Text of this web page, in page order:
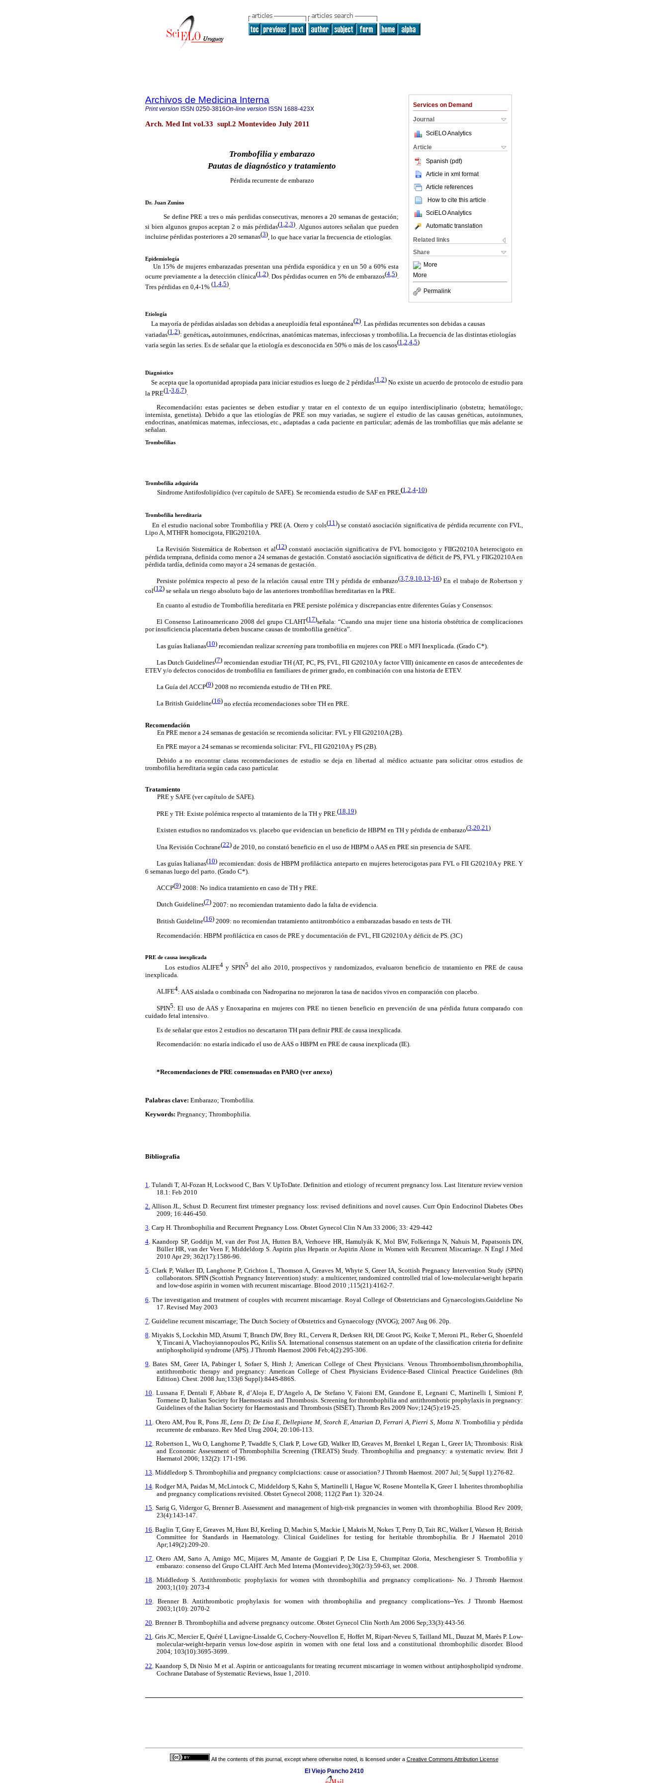
Services on Demand
Journal
SciELO Analytics
Article
Spanish (pdf)
Article in xml format
Article references
How to cite this article
SciELO Analytics
Automatic translation
Related links
Share
More
More
Permalink
Archivos de Medicina Interna
Print version ISSN 0250-3816On-line version ISSN 1688-423X
Arch. Med Int vol.33 supl.2 Montevideo July 2011
Trombofilia y embarazo
Pautas de diagnóstico y tratamiento
Pérdida recurrente de embarazo
Dr. Juan Zunino
Se define PRE a tres o más perdidas consecutivas, menores a 20 semanas de gestación;
si bien algunos grupos aceptan 2 o más pérdidas(1,2,3). Algunos autores señalan que pueden
incluirse pérdidas posteriores a 20 semanas(3) , lo que hace variar la frecuencia de etiologías.
Epidemiología
Un 15% de mujeres embarazadas presentan una pérdida esporádica y en un 50 a 60% esta
ocurre previamente a la detección clínica(1 2). Dos pérdidas ocurren en 5% de embarazos(4 ,5).
Tres pérdidas en 0,4-1% (1,4,5)
Etiología
La mayoría de pérdidas aisladas son debidas a aneuploidía fetal espontánea(2) Las pérdidas recurrentes son debidas a causas
variadas(1 2): genéticas, autoinmunes, endócrinas, anatómicas maternas, infecciosas y trombofilia. La frecuencia de las distintas etiologías
varía según las series. Es de señalar que la etiología es desconocida en 50% o más de los casos(1,2,4,5)
Diagnóstico
Se acepta que la oportunidad apropiada para iniciar estudios es luego de 2 pérdidas(1,2) No existe un acuerdo de protocolo de estudio para
la PRE(1 -3 6 7).
Recomendación: estas pacientes se deben estudiar y tratar en el contexto de un equipo interdisciplinario (obstetra; hematólogo;
internista, genetista). Debido a que las etiologías de PRE son muy variadas, se sugiere el estudio de las causas genéticas, autoinmunes,
endocrinas, anatómicas maternas, infecciosas, etc., adaptadas a cada paciente en particular; además de las trombofilias que más adelante se
señalan.
Trombofilias
Trombofilia adquirida
Síndrome Antifosfolipídico (ver capítulo de SAFE). Se recomienda estudio de SAF en PRE.(1 2 4-10)
Trombofilia hereditaria
En el estudio nacional sobre Trombofilia y PRE (A. Otero y cols(11 )) se constató asociación significativa de pérdida recurrente con FVL,
Lipo A, MTHFR homocigota, FIIG20210A.
La Revisión Sistemática de Robertson et al(12) constató asociación significativa de FVL homocigoto y FIIG20210A heterocigoto en
pérdida temprana, definida como menor a 24 semanas de gestación. Constató asociación significativa de déficit de PS, FVL y FIIG20210A en
pérdida tardía, definida como mayor a 24 semanas de gestación.
Persiste polémica respecto al peso de la relación causal entre TH y pérdida de embarazo(3 ,7 ,9 10 13-16) En el trabajo de Robertson y
col(12) se señala un riesgo absoluto bajo de las anteriores trombofilias hereditarias en la PRE.
En cuanto al estudio de Trombofilia hereditaria en PRE persiste polémica y discrepancias entre diferentes Guías y Consensos:
El Consenso Latinoamericano 2008 del grupo CLAHT(17)señala: “Cuando una mujer tiene una historia obstétrica de complicaciones
por insuficiencia placentaria deben buscarse causas de trombofilia genética”.
Las guías Italianas(10) recomiendan realizarscreening para trombofilia en mujeres con PRE o MFI Inexplicada. (Grado C*).
Las Dutch Guidelines(7) recomiendan estudiar TH (AT, PC, PS, FVL, FII G20210A y factor VIII) únicamente en casos de antecedentes de
ETEV y/o defectos conocidos de trombofilia en familiares de primer grado, en combinación con una historia de ETEV.
La Guía del ACCP(9) 2008 no recomienda estudio de TH en PRE.
La British Guideline(16) no efectúa recomendaciones sobre TH en PRE.
Recomendación
En PRE menor a 24 semanas de gestación se recomienda solicitar: FVL y FII G20210A (2B).
En PRE mayor a 24 semanas se recomienda solicitar: FVL, FII G20210A y PS (2B).
Debido a no encontrar claras recomendaciones de estudio se deja en libertad al médico actuante para solicitar otros estudios de
trombofilia hereditaria según cada caso particular.
Tratamiento
PRE y SAFE (ver capítulo de SAFE).
PRE y TH: Existe polémica respecto al tratamiento de la TH y PRE. (18 19)
Existen estudios no randomizados vs. placebo que evidencian un beneficio de HBPM en TH y pérdida de embarazo(3,20,21)
Una Revisión Cochrane(22) de 2010, no constató beneficio en el uso de HBPM o AAS en PRE sin presencia de SAFE.
Las guías Italianas(10) recomiendan: dosis de HBPM profiláctica anteparto en mujeres heterocigotas para FVL o FII G20210A y PRE. Y
6 semanas luego del parto. (Grado C*).
ACCP(9) 2008: No indica tratamiento en caso de TH y PRE.
Dutch Guidelines(7) 2007: no recomiendan tratamiento dado la falta de evidencia.
British Guideline(16) 2009: no recomiendan tratamiento antitrombótico a embarazadas basado en tests de TH.
Recomendación: HBPM profiláctica en casos de PRE y documentación de FVL, FII G20210A y déficit de PS. (3C)
PRE de causa inexplicada
Los estudios ALIFE4 y SPIN5 del año 2010, prospectivos y randomizados, evaluaron beneficio de tratamiento en PRE de causa
inexplicada.
ALIFE4: AAS aislada o combinada con Nadroparina no mejoraron la tasa de nacidos vivos en comparación con placebo.
SPIN5: El uso de AAS y Enoxaparina en mujeres con PRE no tienen beneficio en prevención de una pérdida futura comparado con
cuidado fetal intensivo.
Es de señalar que estos 2 estudios no descartaron TH para definir PRE de causa inexplicada.
Recomendación: no estaría indicado el uso de AAS o HBPM en PRE de causa inexplicada (IE).
*Recomendaciones de PRE consensuadas en PARO (ver anexo)
Palabras clave: Embarazo; Trombofilia.
Keywords: Pregnancy; Thrombophilia.
Bibliografía
1 . Tulandi T, Al-Fozan H, Lockwood C, Bars V. UpToDate. Definition and etiology of recurrent pregnancy loss. Last literature review version
18.1: Feb 2010
2. Allison JL, Schust D. Recurrent first trimester pregnancy loss: revised definitions and novel causes. Curr Opin Endocrinol Diabetes Obes
2009; 16:446-450.
3. Carp H. Thrombophilia and Recurrent Pregnancy Loss. Obstet Gynecol Clin N Am 33 2006; 33: 429-442
4. Kaandorp SP, Goddijn M, van der Post JA, Hutten BA, Verhoeve HR, Hamulyák K, Mol BW, Folkeringa N, Nahuis M, Papatsonis DN,
Büller HR, van der Veen F, Middeldorp S. Aspirin plus Heparin or Aspirin Alone in Women with Recurrent Miscarriage. N Engl J Med
2010 Apr 29; 362(17):1586-96.
5. Clark P, Walker ID, Langhorne P, Crichton L, Thomson A, Greaves M, Whyte S, Greer IA, Scottish Pregnancy Intervention Study (SPIN)
collaborators. SPIN (Scottish Pregnancy Intervention) study: a multicenter, randomized controlled trial of low-molecular-weight heparin
and low-dose aspirin in women with recurrent miscarriage. Blood 2010 ;115(21):4162-7.
6 . The investigation and treatment of couples with recurrent miscarriage. Royal College of Obstetricians and Gynaecologists.Guideline No
17. Revised May 2003
7 . Guideline recurrent miscarriage; The Dutch Society of Obstetrics and Gynaecology (NVOG); 2007 Aug 06. 20p.
8. Miyakis S, Lockshin MD, Atsumi T, Branch DW, Brey RL, Cervera R, Derksen RH, DE Groot PG, Koike T, Meroni PL, Reber G, Shoenfeld
Y, Tincani A, Vlachoyiannopoulos PG, Krilis SA. International consensus statement on an update of the classification criteria for definite
antiphospholipid syndrome (APS). J Thromb Haemost 2006 Feb;4(2):295-306.
9. Bates SM, Greer IA, Pabinger I, Sofaer S, Hirsh J; American College of Chest Physicians. Venous Thromboembolism,thrombophilia,
antithrombotic therapy and pregnancy: American College of Chest Physicians Evidence-Based Clinical Preactice Guidelines (8th
Edition). Chest. 2008 Jun;133(6 Suppl):844S-886S.
10. Lussana F, Dentali F, Abbate R, d’Aloja E, D’Angelo A, De Stefano V, Faioni EM, Grandone E, Legnani C, Martinelli I, Simioni P,
Tormene D; Italian Society for Haemostasis and Thrombosis. Screening for thrombophilia and antithrombotic prophylaxis in pregnancy:
Guidelines of the Italian Society for Haemostasis and Thrombosis (SISET). Thromb Res 2009 Nov;124(5):e19-25.
11
. Otero AM, Pou R, Pons JE, Lens D; De Lisa E, Dellepiane M, Storch E, Attarian D, Ferrari A, Pierri S, Motta N.Trombofilia y pérdida
recurrente de embarazo. Rev Med Urug 2004; 20:106-113.
12 . Robertson L, Wu O, Langhorne P, Twaddle S, Clark P, Lowe GD, Walker ID, Greaves M, Brenkel I, Regan L, Greer IA; Thrombosis: Risk
and Economic Assessment of Thrombophilia Screening (TREATS) Study. Thrombophilia and pregnancy: a systematic review. Brit J
Haematol 2006; 132(2): 171-196.
13 . Middledorp S. Thrombophilia and pregnancy complciactions: cause or association? J Thromb Haemost. 2007 Jul; 5( Suppl 1):276-82.
14. Rodger MA, Paidas M, McLintock C, Middeldorp S, Kahn S, Martinelli I, Hague W, Rosene Montella K, Greer I. Inherites thrombophilia
and pregnancy complications revisited. Obstet Gynecol 2008; 112(2 Part 1): 320-24.
15. Sarig G, Vidergor G, Brenner B. Assessment and management of high-risk pregnancies in women with thrombophilia. Blood Rev 2009;
23(4):143-147.
16 . Baglin T, Gray E, Greaves M, Hunt BJ, Keeling D, Machin S, Mackie I, Makris M, Nokes T, Perry D, Tait RC, Walker I, Watson H; British
Committee for Standards in Haematology. Clinical Guidelines for testing for heritable thrombophilia. Br J Haematol 2010
Apr;149(2):209-20.
17 . Otero AM, Sarto A, Amigo MC, Mijares M, Amante de Guggiari P, De Lisa E, Chumpitaz Gloria, Meschengieser S. Trombofilia y
embarazo: consenso del Grupo CLAHT. Arch Med Interna (Montevideo);30(2/3):59-63, set. 2008.
18 . Middledorp S. Antithrombotic prophylaxis for women with thrombophilia and pregnancy complications- No. J Thromb Haemost
2003;1(10): 2073-4
19. Brenner B. Antithrombotic prophylaxis for women with thrombophilia and pregnancy complications--Yes. J Thromb Haemost
2003;1(10): 2070-2
20. Brenner B. Thrombophilia and adverse pregnancy outcome. Obstet Gynecol Clin North Am 2006 Sep;33(3):443-56.
21. Gris JC, Mercier E, Quéré I, Lavigne-Lissalde G, Cochery-Nouvellon E, Hoffet M, Ripart-Neveu S, Tailland ML, Dauzat M, Marès P. Low-
molecular-weight-heparin versus low-dose aspirin in women with one fetal loss and a constitutional thrombophilic disorder. Blood
2004; 103(10):3695-3699.
22 . Kaandorp S, Di Nisio M et al. Aspirin or anticoagulants for treating recurrent miscarriage in women without antiphospholipid syndrome.
Cochrane Database of Systematic Reviews, Issue 1, 2010.
All the contents of this journal, except where otherwise noted, is licensed under a Creative Commons Attribution License
El Viejo Pancho 2410